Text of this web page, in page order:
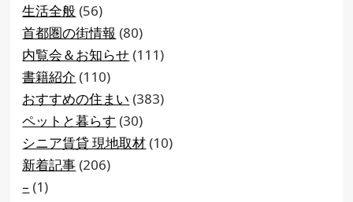
生活全般 (56)
首都圏の街情報 (80)
内覧会＆お知らせ (111)
書籍紹介 (110)
おすすめの住まい (383)
ペットと暮らす (30)
シニア賃貸 現地取材 (10)
新着記事 (206)
– (1)